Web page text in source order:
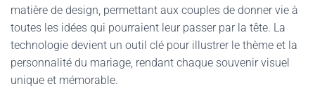
matière de design, permettant aux couples de donner vie à
toutes les idées qui pourraient leur passer par la tête. La
technologie devient un outil clé pour illustrer le thème et la
personnalité du mariage, rendant chaque souvenir visuel
unique et mémorable.